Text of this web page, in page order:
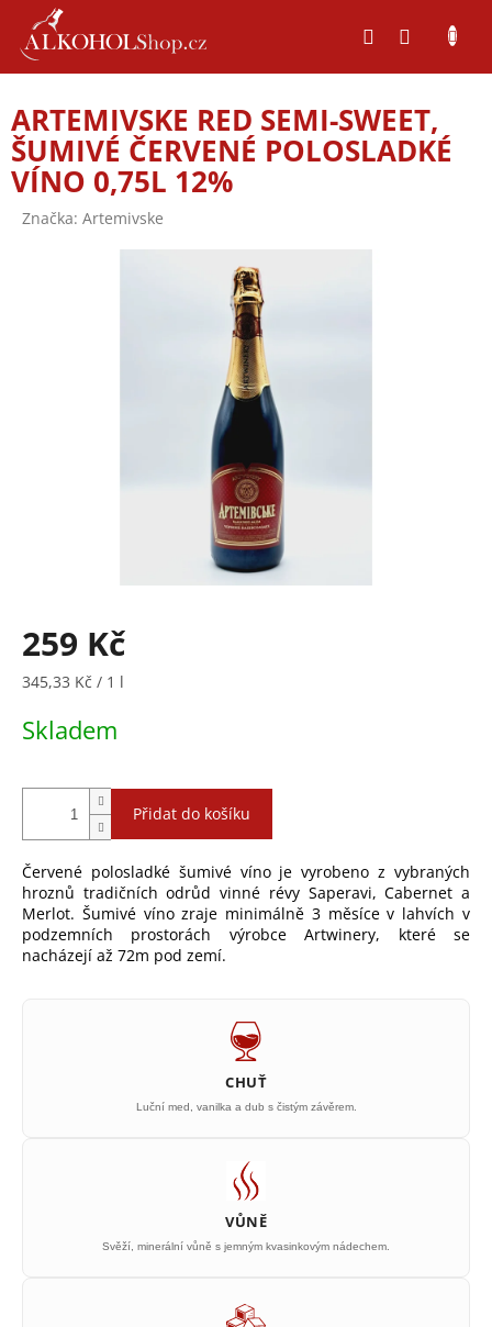
obsah
ARTEMIVSKE RED SEMI-SWEET,
ŠUMIVÉ ČERVENÉ POLOSLADKÉ
VÍNO 0,75L 12%
Značka: Artemivske
259 Kč
Měrná
345,33 Kč / 1 l
Skladem
Přidat do košíku
Červené polosladké šumivé víno je vyrobeno z vybraných
hroznů tradičních odrůd vinné révy Saperavi, Cabernet a
Merlot. Šumivé víno zraje minimálně 3 měsíce v lahvích v
podzemních prostorách výrobce Artwinery, které se
nacházejí až 72m pod zemí.
CHUŤ
Luční med, vanilka a dub s čistým závěrem.
VŮNĚ
Svěží, minerální vůně s jemným kvasinkovým nádechem.